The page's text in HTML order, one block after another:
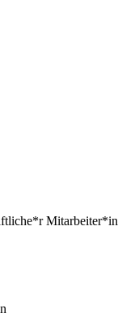
Mitarbeiter*in